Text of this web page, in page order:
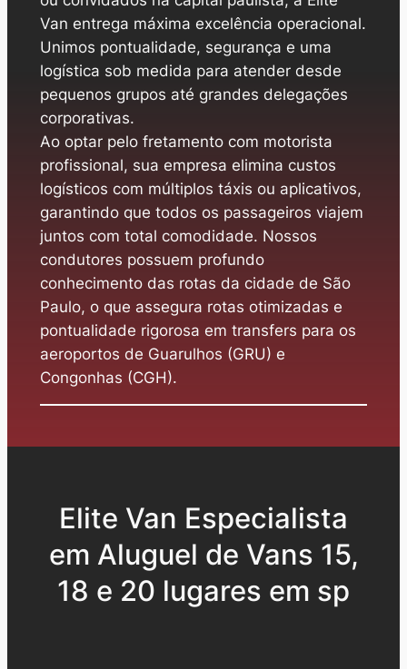
Van entrega máxima excelência operacional.
Unimos pontualidade, segurança e uma
logística sob medida para atender desde
pequenos grupos até grandes delegações
corporativas.
Ao optar pelo fretamento com motorista
profissional, sua empresa elimina custos
logísticos com múltiplos táxis ou aplicativos,
garantindo que todos os passageiros viajem
juntos com total comodidade. Nossos
condutores possuem profundo
conhecimento das rotas da cidade de São
Paulo, o que assegura rotas otimizadas e
pontualidade rigorosa em transfers para os
aeroportos de Guarulhos (GRU) e
Congonhas (CGH).
Elite Van Especialista
em Aluguel de Vans 15,
18 e 20 lugares em sp